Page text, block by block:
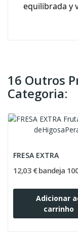
equilibrada y
16 Outros
Categoria:
FRESA EXTRA
12,03 € bandeja
Adicionar
carrinho